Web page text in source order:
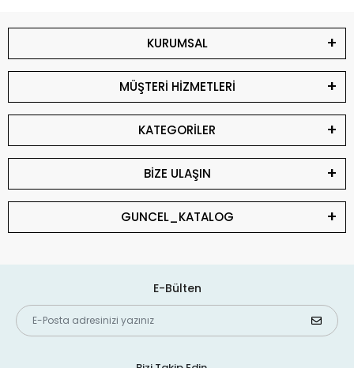
KURUMSAL
MÜŞTERİ HİZMETLERİ
KATEGORİLER
BİZE ULAŞIN
GUNCEL_KATALOG
E-Bülten